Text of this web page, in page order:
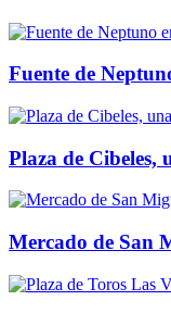
Fuente de
Plaza de
Mercado de San